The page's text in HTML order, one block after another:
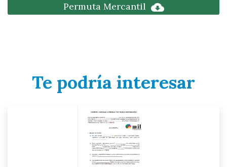
Permuta Mercantil
Te podría interesar